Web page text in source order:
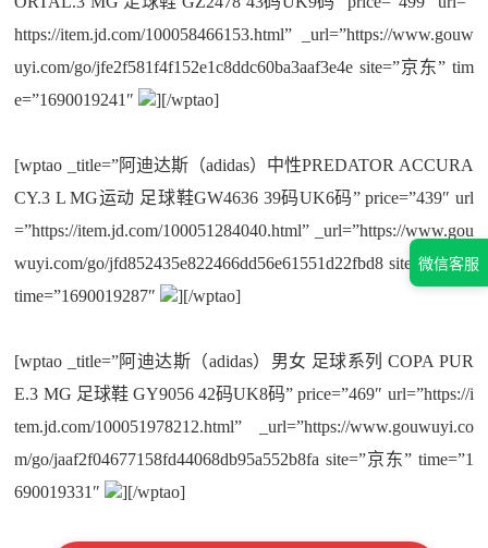
https://item.jd.com/100058466153.html” _url=”https://www.gouw
uyi.com/go/jfe2f581f4f152e1c8ddc60ba3aaf3e4e site=”京东” tim
e=”1690019241″
][/wptao]
[wptao _title=”阿迪达斯（adidas）中性PREDATOR ACCURA
CY.3 L MG运动 足球鞋GW4636 39码UK6码” price=”439″ url
=”https://item.jd.com/100051284040.html” _url=”https://www.gou
wuyi.com/go/jfd852435e822466dd56e61551d22fbd8 site=”京东”
time=”1690019287″
][/wptao]
[wptao _title=”阿迪达斯（adidas）男女 足球系列 COPA PUR
E.3 MG 足球鞋 GY9056 42码UK8码” price=”469″ url=”https://i
tem.jd.com/100051978212.html” _url=”https://www.gouwuyi.co
m/go/jaaf2f04677158fd44068db95a552b8fa site=”京东” time=”1
690019331″
][/wptao]
微信客服